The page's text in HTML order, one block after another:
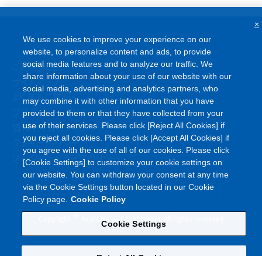
ご利用条件
サイトマップ
よくあるご質問
プライバシーポリシー
情報セキュリティポリシー
クッキーポリシー
ソーシャルメディアポリシー
©
We use cookies to improve your experience on our
website, to personalize content and ads, to provide
social media features and to analyze our traffic. We
share information about your use of our website with our
social media, advertising and analytics partners, who
may combine it with other information that you have
provided to them or that they have collected from your
use of their services. Please click [Reject All Cookies] if
you reject all cookies. Please click [Accept All Cookies] if
you agree with the use of all of our cookies. Please click
[Cookie Settings] to customize your cookie settings on
our website. You can withdraw your consent at any time
via the Cookie Settings button located in our Cookie
Policy page. Cookie Policy
Cookie Settings
×